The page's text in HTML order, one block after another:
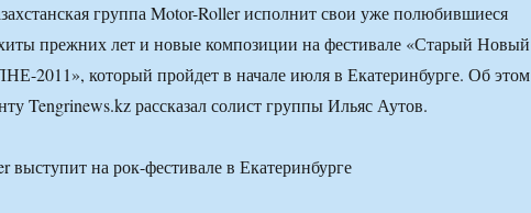
группа Motor-Roller исполнит свои уже полюбившиеся
прежних лет и новые композиции на фестивале «Старый Новый
2011», который пройдет в начале июля в Екатеринбурге. Об этом
Tengrinews.kz рассказал солист группы Ильяс Аутов.